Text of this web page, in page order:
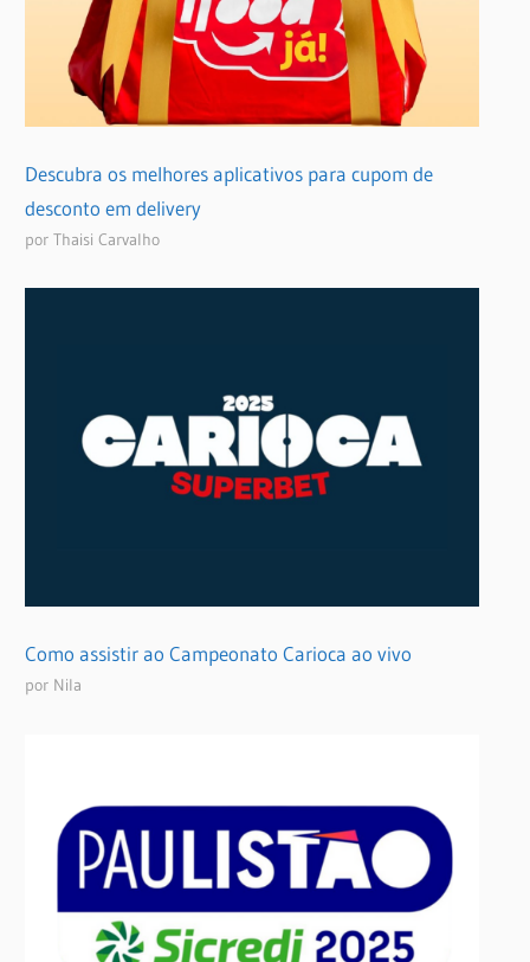
Descubra os melhores aplicativos para cupom de
desconto em delivery
por Thaisi Carvalho
Como assistir ao Campeonato Carioca ao vivo
por Nila